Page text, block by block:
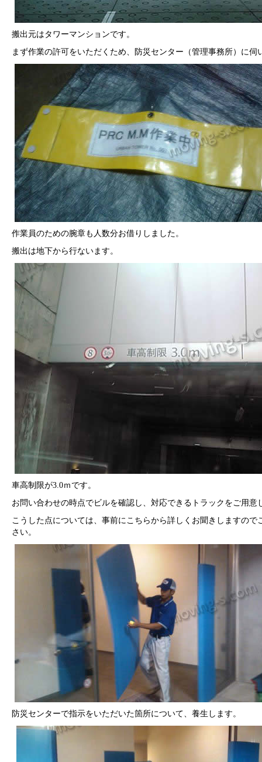
搬出元はタワーマンションです。
まず作業の許可をいただくため、防災センター（管理事務所）に伺
作業員のための腕章も人数分お借りしました。
搬出は地下から行ないます。
車高制限が3.0ｍです。
お問い合わせの時点でビルを確認し、対応できるトラックをご用意
こうした点については、事前にこちらから詳しくお聞きしますので
さい。
防災センターで指示をいただいた箇所について、養生します。